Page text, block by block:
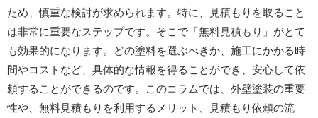
ため、慎重な検討が求められます。特に、見積もりを取ること
は非常に重要なステップです。そこで「無料見積もり」がとて
も効果的になります。どの塗料を選ぶべきか、施工にかかる時
間やコストなど、具体的な情報を得ることができ、安心して依
頼することができるのです。このコラムでは、外壁塗装の重要
性や、無料見積もりを利用するメリット、見積もり依頼の流